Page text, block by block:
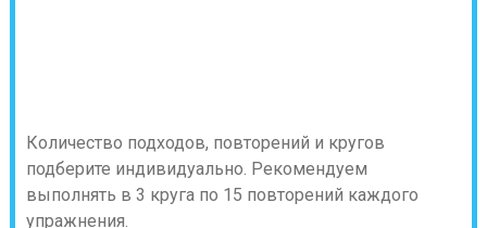
Количество подходов, повторений и кругов
подберите индивидуально. Рекомендуем
выполнять в 3 круга по 15 повторений каждого
упражнения.